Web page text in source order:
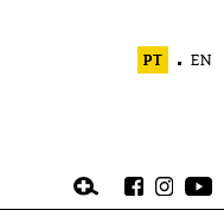
PT EN